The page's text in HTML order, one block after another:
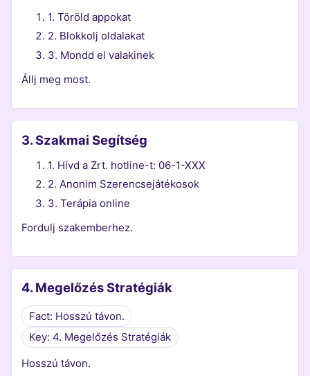
1. Töröld appokat
2. Blokkolj oldalakat
3. Mondd el valakinek
Állj meg most.
3. Szakmai Segítség
1. Hívd a Zrt. hotline-t: 06-1-XXX
2. Anonim Szerencsejátékosok
3. Terápia online
Fordulj szakemberhez.
4. Megelőzés Stratégiák
Fact: Hosszú távon.
Key: 4. Megelőzés Stratégiák
Hosszú távon.